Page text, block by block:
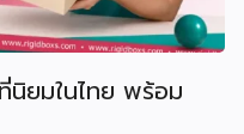
ยมในไทย พร้อม